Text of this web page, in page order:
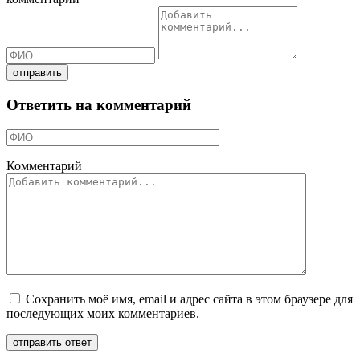
Ответить на комментарий
Комментарий
Сохранить моё имя, email и адрес сайта в этом браузере для
последующих моих комментариев.